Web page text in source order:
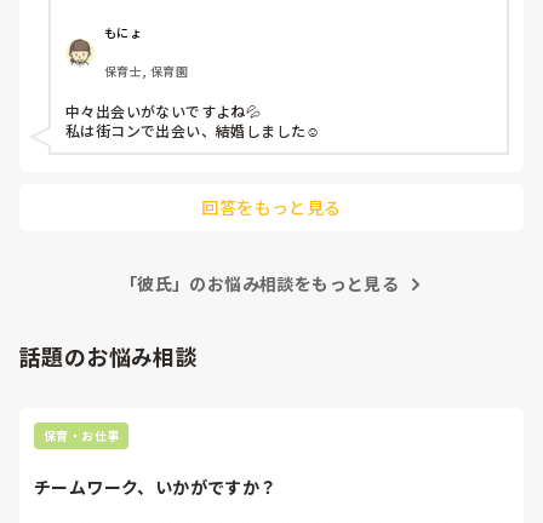
もにょ
保育士, 保育園
中々出会いがないですよね💦
私は街コンで出会い、結婚しました☺️
回答をもっと見る
「彼氏」のお悩み相談をもっと見る
話題のお悩み相談
保育・お仕事
チームワーク、いかがですか？